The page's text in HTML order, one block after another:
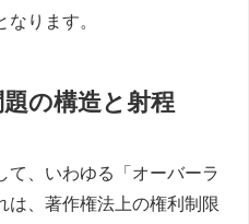
ります。
の構造と射程
て、いわゆる「オーバーラ
は、著作権法上の権利制限